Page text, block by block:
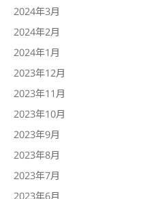
2024年3月
2024年2月
2024年1月
2023年12月
2023年11月
2023年10月
2023年9月
2023年8月
2023年7月
2023年6月